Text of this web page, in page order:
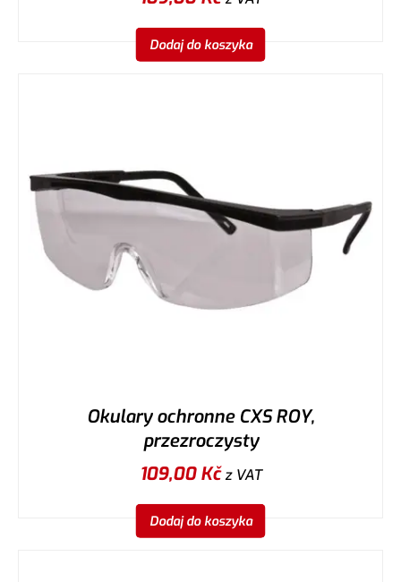
Dodaj do koszyka
Okulary ochronne CXS ROY,
przezroczysty
109,00Kčz VAT
Dodaj do koszyka